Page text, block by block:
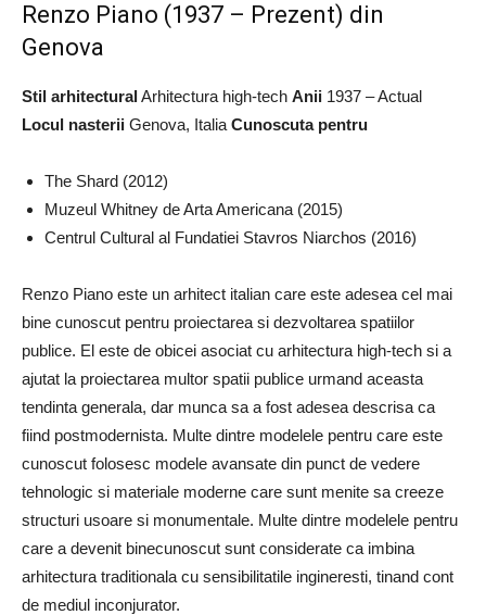
Renzo Piano (1937 – Prezent) din
Genova
Stil arhitecturalArhitectura high-tech Anii 1937 – Actual
Locul nasterii Genova, Italia Cunoscuta pentru
The Shard (2012)
Muzeul Whitney de Arta Americana (2015)
Centrul Cultural al Fundatiei Stavros Niarchos (2016)
Renzo Piano este un arhitect italian care este adesea cel mai
bine cunoscut pentru proiectarea si dezvoltarea spatiilor
publice. El este de obicei asociat cu arhitectura high-tech si a
ajutat la proiectarea multor spatii publice urmand aceasta
tendinta generala, dar munca sa a fost adesea descrisa ca
fiind postmodernista. Multe dintre modelele pentru care este
cunoscut folosesc modele avansate din punct de vedere
tehnologic si materiale moderne care sunt menite sa creeze
structuri usoare si monumentale. Multe dintre modelele pentru
care a devenit binecunoscut sunt considerate ca imbina
arhitectura traditionala cu sensibilitatile ingineresti, tinand cont
de mediul inconjurator.